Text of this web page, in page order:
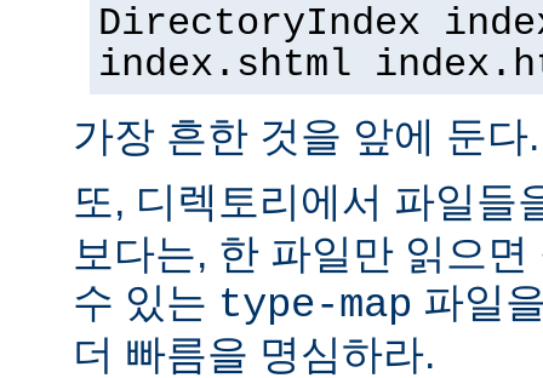
DirectoryIndex
index.shtml
가장 흔한 것을 앞에 둔다.
또, 디렉토리에서 파일들
보다는, 한 파일만 읽으
수 있는 type-map 파일
더 빠름을 명심하라.